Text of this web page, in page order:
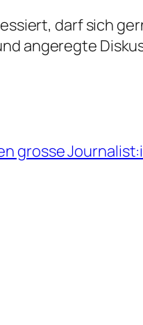
darf sich
angeregte
grosse